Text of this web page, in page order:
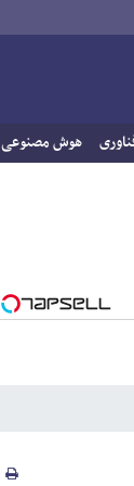
هوش مصنوعی